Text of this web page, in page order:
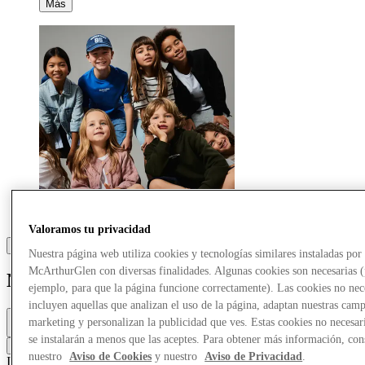
Más
Name It
Cerrado
10:00 - 20:00
Contacta con la tienda
InfantilRopa infantil
Valoramos tu privacidad
Nuestra página web utiliza cookies y tecnologías similares instaladas por
McArthurGlen con diversas finalidades. Algunas cookies son necesarias
ejemplo, para que la página funcione correctamente). Las cookies no
incluyen aquellas que analizan el uso de la página, adaptan nuestras
marketing y personalizan la publicidad que ves. Estas cookies no
se instalarán a menos que las aceptes. Para obtener más información,
nuestro
Aviso de Cookies y nuestro Aviso de Privacidad.